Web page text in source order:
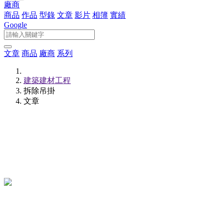
廠商
商品 作品 型錄 文章 影片 相簿 實績
Google
文章 商品 廠商 系列
建築建材工程
拆除吊掛
文章